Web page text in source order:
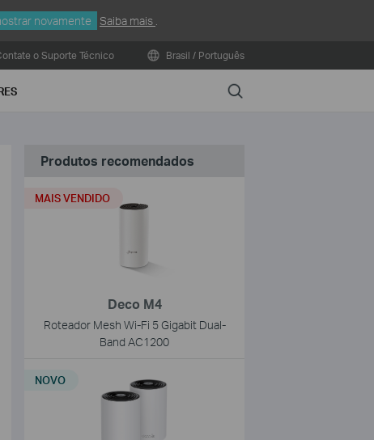
novamente Saiba mais
o Suporte Técnico Brasil / Português
Search
Produtos recomendados
Deco M4
Roteador Mesh Wi-Fi 5 Gigabit Dual-
Band AC1200
MAIS VENDIDO
NOVO